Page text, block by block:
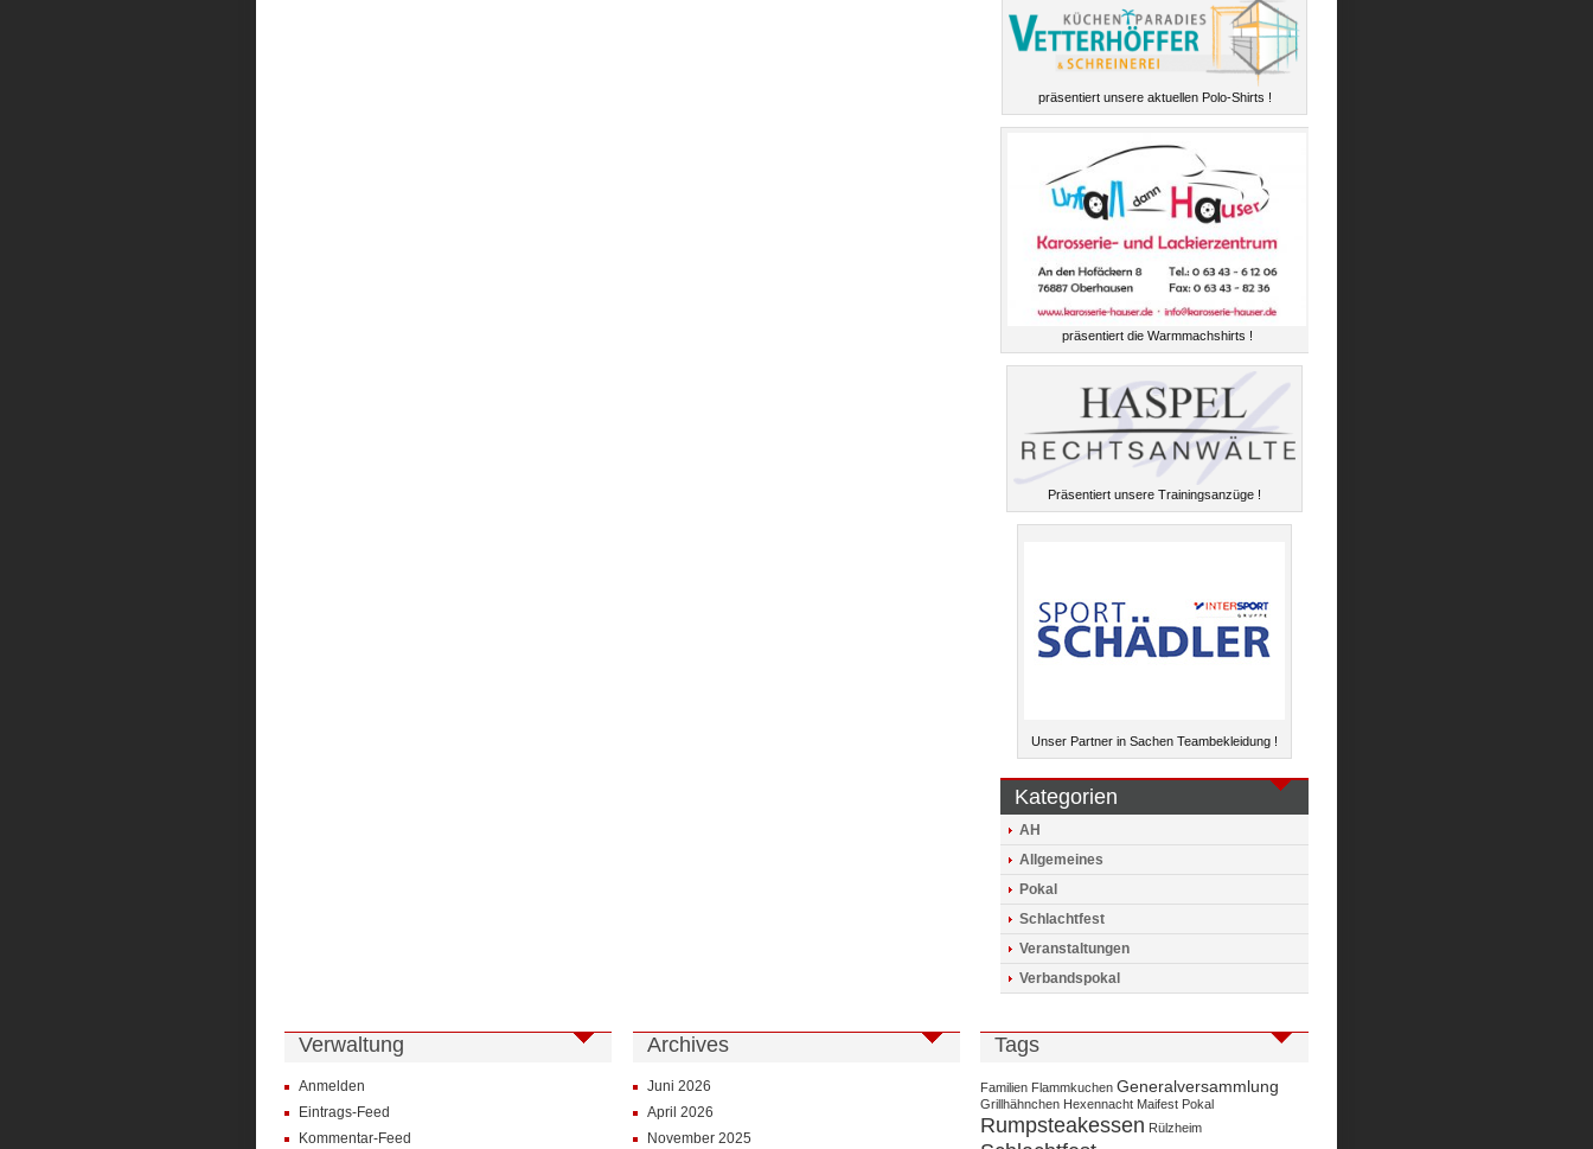
präsentiert unsere aktuellen Polo-Shirts !
präsentiert die Warmmachshirts !
Präsentiert unsere Trainingsanzüge !
Unser Partner in Sachen Teambekleidung !
Kategorien
AH
Allgemeines
Pokal
Schlachtfest
Veranstaltungen
Verbandspokal
Verwaltung
Anmelden
Eintrags-Feed
Kommentar-Feed
Archives
Juni 2026
April 2026
November 2025
Tags
Familien Flammkuchen Generalversammlung
Grillhähnchen Hexennacht Maifest Pokal
Rumpsteakessen Rülzheim